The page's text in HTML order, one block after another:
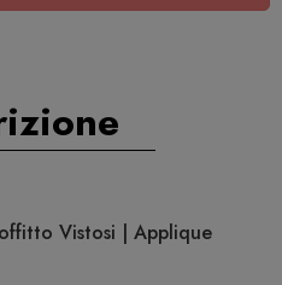
Vistosi | Applique